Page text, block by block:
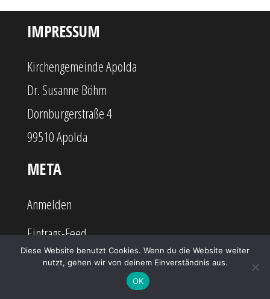
IMPRESSUM
Kirchengemeinde Apolda
Dr. Susanne Böhm
Dornburgerstraße 4
99510 Apolda
META
Anmelden
Eintrags-Feed
Kommentar-Feed
Diese Website benutzt Cookies. Wenn du die Website weiter
nutzt, gehen wir von deinem Einverständnis aus.
OK